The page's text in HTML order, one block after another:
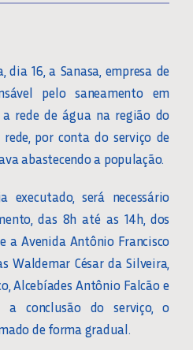
16, a Sanasa, empresa de
pelo saneamento em
rede de água na região do
rede, por conta do serviço de
abastecendo a população.
executado, será necessário
das 8h até as 14h, dos
a Avenida Antônio Francisco
Waldemar César da Silveira,
Alcebíades Antônio Falcão e
a conclusão do serviço, o
de forma gradual.